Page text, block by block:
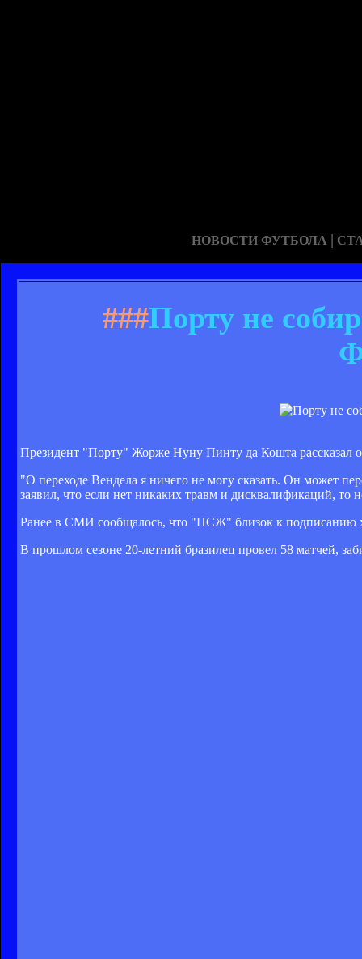
НОВОСТИ ФУТБОЛА |
###Порту не
Президент "Порту" Жорже Нуну Пинту да Кошта рассказал
"О переходе Вендела я ничего не могу сказать. Он может
заявил, что если нет никаких травм и дисквалификаций, то
Ранее в СМИ сообщалось, что "ПСЖ" близок к подписанию
В прошлом сезоне 20-летний бразилец провел 58 матчей,